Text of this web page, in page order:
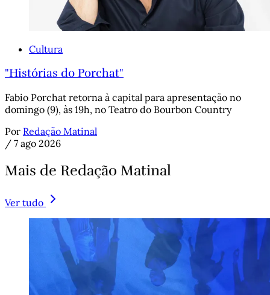
Cultura
"Histórias do Porchat"
Fabio Porchat retorna à capital para apresentação no
domingo (9), às 19h, no Teatro do Bourbon Country
Por Redação Matinal
/ 7 ago 2026
Mais de Redação Matinal
Ver tudo